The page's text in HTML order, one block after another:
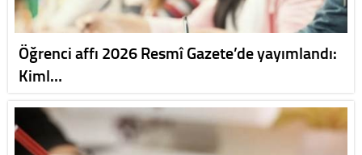
Öğrenci affı 2026 Resmî Gazete’de yayımlandı:
Kiml…